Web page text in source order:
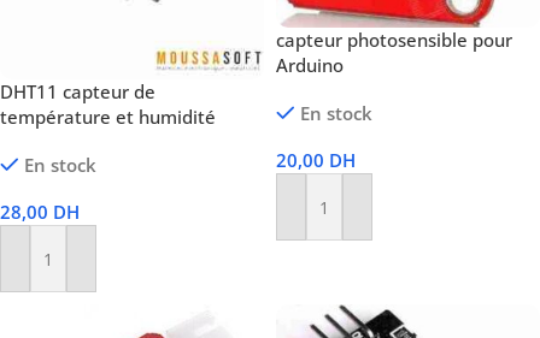
DHT11 capteur de
température et humidité
En stock
28,00 DH
Ajouter Au Panier
capteur photosensible pour
Arduino
En stock
20,00 DH
Ajouter Au Panier